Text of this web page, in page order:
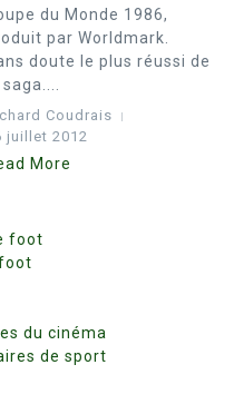
du Monde 1986,
par Worldmark.
doute le plus réussi de
saga....
Coudrais
juillet 2012
More
foot
du cinéma
de sport